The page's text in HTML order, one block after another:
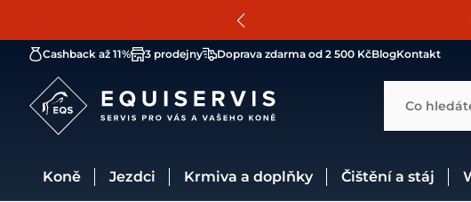
Cashback až 11% 3 prodejny Doprava zdarma od 2 500 KčBlogKontakt
Co
Koně Jezdci Krmiva a doplňky Čištění a stáj